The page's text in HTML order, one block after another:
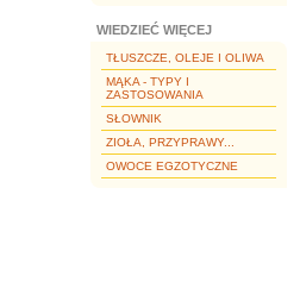
WIEDZIEĆ WIĘCEJ
TŁUSZCZE, OLEJE I OLIWA
MĄKA - TYPY I
ZASTOSOWANIA
SŁOWNIK
ZIOŁA, PRZYPRAWY...
OWOCE EGZOTYCZNE